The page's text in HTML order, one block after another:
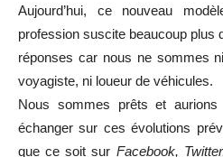
Aujourd’hui, ce nouveau
profession suscite beaucoup plus
réponses car nous ne sommes
voyagiste, ni loueur de véhicules.
Nous sommes prêts et
échanger sur ces évolutions
que ce soit sur Facebook,